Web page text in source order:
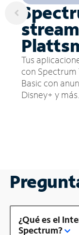
Tus
con Spectrum
Basic con
Disney+ y más.
¿Qué es el
Spectrum?